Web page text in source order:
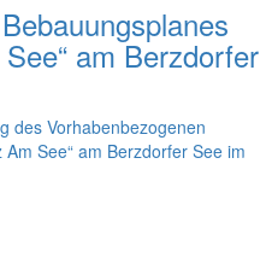
am Berzdorfer
des Vorhabenbezogenen
See“ am Berzdorfer See im